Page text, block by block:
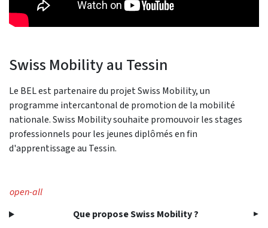
Swiss Mobility au Tessin
Le BEL est partenaire du projet Swiss Mobility, un
programme intercantonal de promotion de la mobilité
nationale. Swiss Mobility souhaite promouvoir les stages
professionnels pour les jeunes diplômés en fin
d'apprentissage au Tessin.
open-all
Que propose Swiss Mobility ?